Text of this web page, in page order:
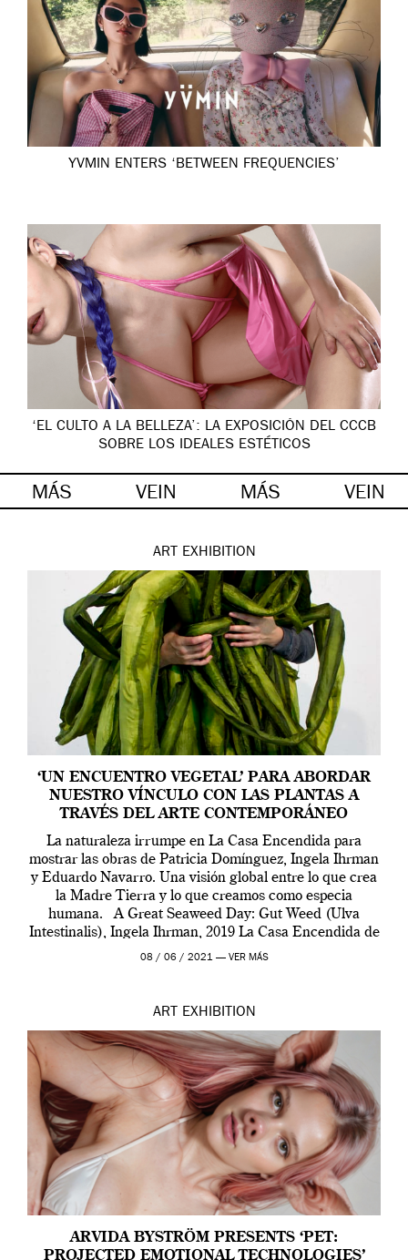
YVMIN ENTERS ‘BETWEEN FREQUENCIES’
‘EL CULTO A LA BELLEZA’: LA EXPOSICIÓN DEL CCCB
SOBRE LOS IDEALES ESTÉTICOS
MÁS VEIN MÁS VEIN
ART EXHIBITION
‘UN ENCUENTRO VEGETAL’ PARA ABORDAR
NUESTRO VÍNCULO CON LAS PLANTAS A
TRAVÉS DEL ARTE CONTEMPORÁNEO
La naturaleza irrumpe en La Casa Encendida para
mostrar las obras de Patricia Domínguez, Ingela Ihrman
y Eduardo Navarro. Una visión global entre lo que crea
la Madre Tierra y lo que creamos como especia
humana. A Great Seaweed Day: Gut Weed (Ulva
Intestinalis), Ingela Ihrman, 2019 La Casa Encendida de
Madrid y la Wellcome […]
08 / 06 / 2021 — VER MÁS
ART EXHIBITION
ARVIDA BYSTRÖM PRESENTS ‘PET:
PROJECTED EMOTIONAL TECHNOLOGIES’